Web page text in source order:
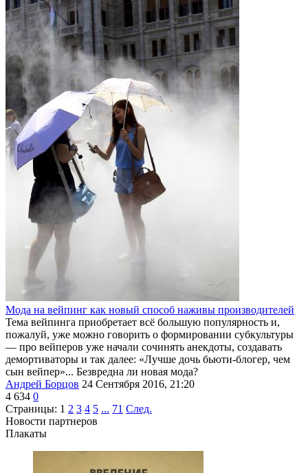
Мода на вейпинг как новый способ наживы производителей
Тема вейпинга приобретает всё большую популярность и,
пожалуй, уже можно говорить о формировании субкультуры
— про вейперов уже начали сочинять анекдоты, создавать
демортиваторы и так далее: «Лучше дочь бьюти-блогер, чем
сын вейпер»... Безвредна ли новая мода?
Андрей Борцов 24 Сентября 2016, 21:20
4 634 0
Страницы: 1 2 3 4 5 ... 71 След.
Новости партнеров
Плакаты